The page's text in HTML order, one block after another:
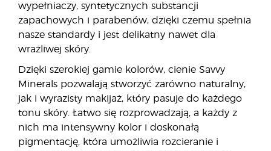
wypełniaczy, syntetycznych substancji
zapachowych i parabenów, dzięki czemu spełnia
nasze standardy i jest delikatny nawet dla
wrażliwej skóry.
Dzięki szerokiej gamie kolorów, cienie Savvy
Minerals pozwalają stworzyć zarówno naturalny,
jak i wyrazisty makijaż, który pasuje do każdego
tonu skóry. Łatwo się rozprowadzają, a każdy z
nich ma intensywny kolor i doskonałą
pigmentację, która umożliwia rozcieranie i